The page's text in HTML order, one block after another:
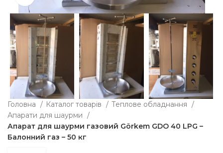
Головна Каталог товарів
Теплове обладнання
Апарати для шаурми
Апарат для шаурми газовий Görkem GDO 40 LPG –
Балонний газ – 50 кг